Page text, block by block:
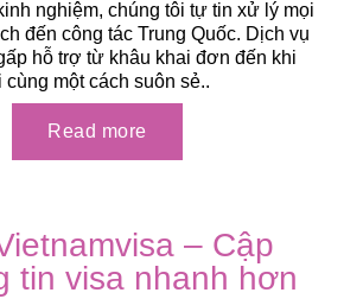
nghiệm, chúng tôi tự tin xử lý mọi
đến công tác Trung Quốc. Dịch vụ
hỗ trợ từ khâu khai đơn đến khi
một cách suôn sẻ..
– Cập
tin visa nhanh hơn